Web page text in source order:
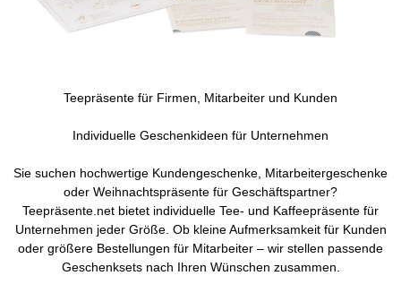
Teepräsente für Firmen, Mitarbeiter und Kunden
Individuelle Geschenkideen für Unternehmen
Sie suchen hochwertige Kundengeschenke, Mitarbeitergeschenke
oder Weihnachtspräsente für Geschäftspartner?
Teepräsente.net bietet individuelle Tee- und Kaffeepräsente für
Unternehmen jeder Größe. Ob kleine Aufmerksamkeit für Kunden
oder größere Bestellungen für Mitarbeiter – wir stellen passende
Geschenksets nach Ihren Wünschen zusammen.